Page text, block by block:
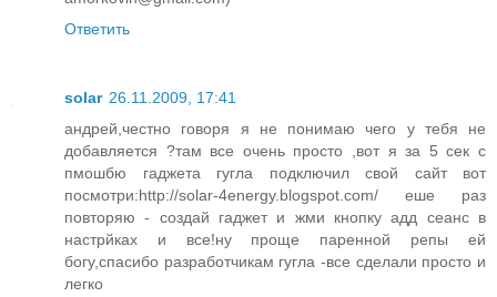
Ответить
solar 26.11.2009, 17:41
андрей,честно говоря я не понимаю чего у тебя не
добавляется ?там все очень просто ,вот я за 5 сек с
пмошбю гаджета гугла подключил свой сайт вот
посмотри:http://solar-4energy.blogspot.com/ еше раз
повторяю - создай гаджет и жми кнопку адд сеанс в
настрйках и все!ну проще паренной репы ей
богу,спасибо разработчикам гугла -все сделали просто и
легко